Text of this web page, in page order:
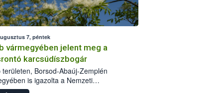
7, péntek
vármegyében jelent meg a
karcsúdíszbogár
területen, Borsod-Abaúj-Zemplén
is igazolta a Nemzeti
biztonsági Hivatal (Nébih) a